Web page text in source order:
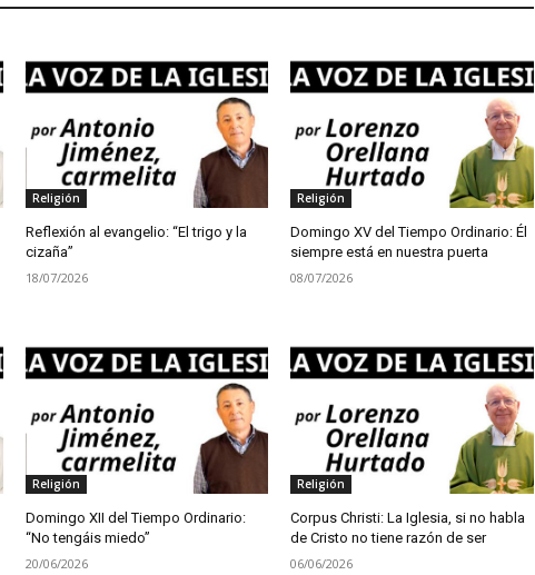
Religión
Reflexión al evangelio: “El trigo y la
cizaña”
18/07/2026
Religión
Domingo XV del Tiempo Ordinario: Él
siempre está en nuestra puerta
08/07/2026
Religión
Domingo XII del Tiempo Ordinario:
“No tengáis miedo”
20/06/2026
Religión
Corpus Christi: La Iglesia, si no habla
de Cristo no tiene razón de ser
06/06/2026